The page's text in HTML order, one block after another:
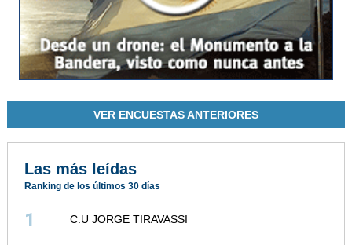
VER ENCUESTAS ANTERIORES
Las más leídas
Ranking de los últimos 30 días
1 C.U JORGE TIRAVASSI